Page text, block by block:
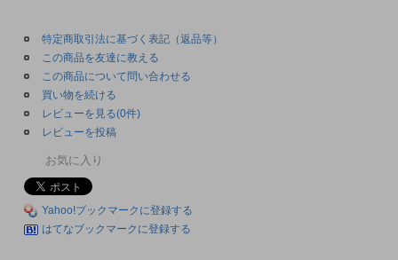
特定商取引法に基づく表記（返品等）
この商品を友達に教える
この商品について問い合わせる
買い物を続ける
レビューを見る(0件)
レビューを投稿
お気に入り
Yahoo!ブックマークに登録する
はてなブックマークに登録する